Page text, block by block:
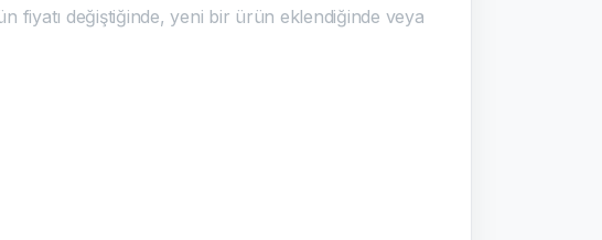
fiyatı değiştiğinde, yeni bir ürün eklendiğinde veya